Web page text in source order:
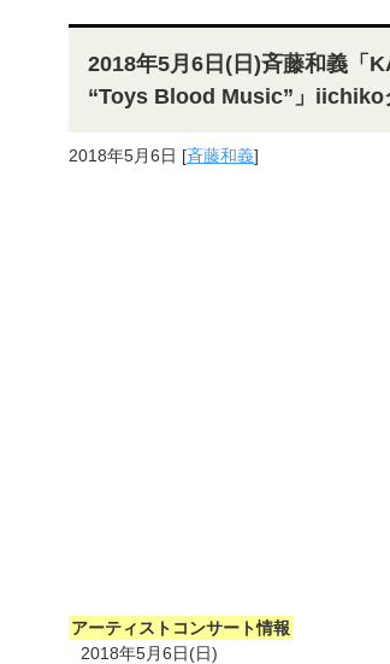
2018年5月6日(日)斉藤和義「
“Toys Blood Music”」iichiko
2018年5月6日 [斉藤和義]
アーティストコンサート情報
2018年5月6日(日)